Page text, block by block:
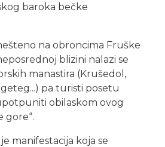
baroka bečke
na obroncima Fruške
blizini nalazi se
manastira (Krušedol,
pa turisti posetu
obilaskom ovog
gore“.
manifestacija koja se